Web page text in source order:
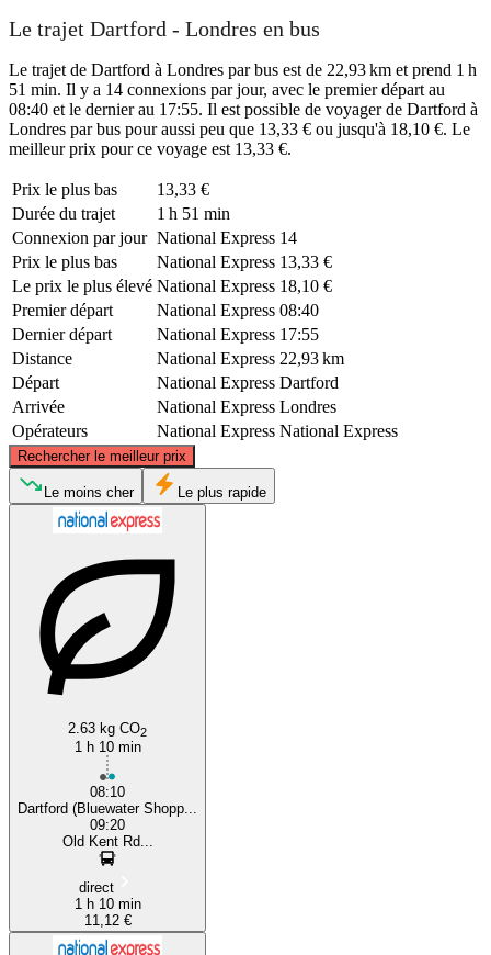
Le trajet Dartford - Londres en bus
Le trajet de Dartford à Londres par bus est de 22,93 km et prend 1 h
51 min. Il y a 14 connexions par jour, avec le premier départ au
08:40 et le dernier au 17:55. Il est possible de voyager de Dartford à
Londres par bus pour aussi peu que 13,33 € ou jusqu'à 18,10 €. Le
meilleur prix pour ce voyage est 13,33 €.
Prix ​​le plus bas
13,33 €
Durée du trajet
1 h 51 min
Connexion par jour National Express 14
Prix ​​le plus bas
National Express 13,33 €
Le prix le plus élevé National Express 18,10 €
Premier départ
National Express 08:40
Dernier départ
National Express 17:55
Distance
National Express 22,93 km
Départ
National Express Dartford
Arrivée
National Express Londres
Opérateurs
National Express National Express
Rechercher le meilleur prix
London
©CARTO, ©OpenStreetMapcontributors
Le moins cher Le plus rapide
2.63 kg CO2
1 h 10 min
08:10
Dartford (Bluewater Shopp...
09:20
Old Kent Rd...
direct
1 h 10 min
11,12 €